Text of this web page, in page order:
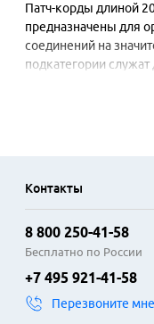
Патч-корды длиной
предназначены для
соединений на
подкатегории
игровых консолей,
гармонично
решения.
Конструкция патч-
медные проводники,
позолоченными
Контакты
8 800 250-41-58
Бесплатно по России
+7 495 921-41-58
Перезвоните мне